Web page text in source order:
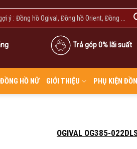
Trả góp 0% lãi suất
ĐỒNG HỒ NỮ GIỚI THIỆU PHỤ KIỆN
OGIVAL OG385-